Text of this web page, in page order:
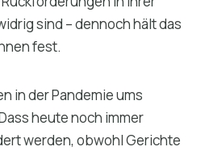
sind – dennoch hält das
fest.
in der Pandemie ums
heute noch immer
werden, obwohl Gerichte